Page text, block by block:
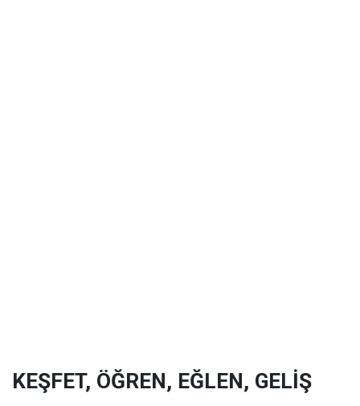
KEŞFET, ÖĞREN, EĞLEN, GELİŞ